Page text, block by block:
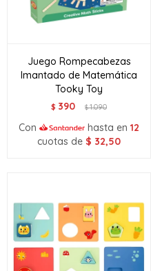
Juego Rompecabezas
Imantado de Matemática
Tooky Toy
$ 390 $1.090
Con hasta en 12
cuotas de $ 32,50